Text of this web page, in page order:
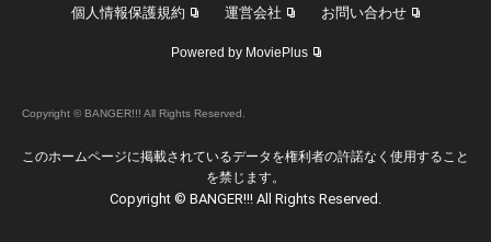
個人情報保護規約 運営会社 お問い合わせ
Powered by MoviePlus
Copyright © BANGER!!! All Rights Reserved.
このホームページに掲載されているデータを権利者の許諾なく使用すること
を禁じます。
Copyright © BANGER!!! All Rights Reserved.